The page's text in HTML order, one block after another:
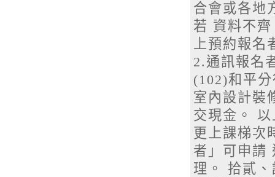
合會或各地
若 資料不
上預約報名
2.通訊報名
(102)和平
室內設計裝
交現金。
更上課梯次
者」可申請
理。 拾貳